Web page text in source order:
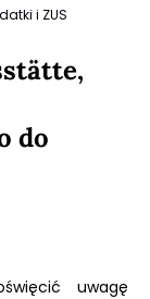
i ZUS
do
uwagę